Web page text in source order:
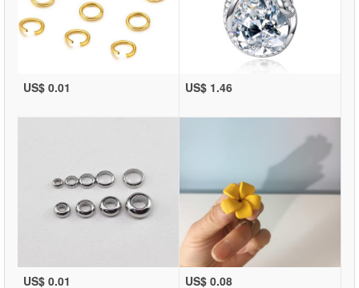
US$ 0.01 US$ 1.46
US$ 0.01 US$ 0.08